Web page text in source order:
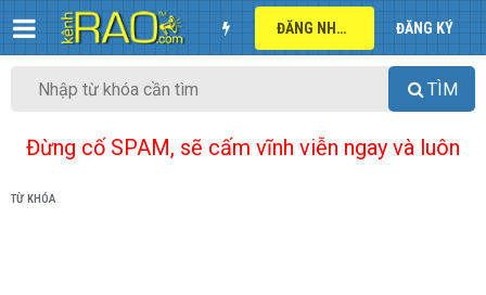
ĐĂNG NHẬP ĐĂNG KÝ
TÌM
Đừng cố SPAM, sẽ cấm vĩnh viễn ngay và luôn
TỪ KHÓA